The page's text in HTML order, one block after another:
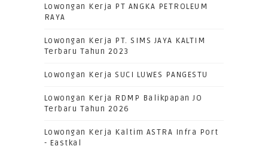
Lowongan Kerja PT ANGKA PETROLEUM
RAYA
Lowongan Kerja PT. SIMS JAYA KALTIM
Terbaru Tahun 2023
Lowongan Kerja SUCI LUWES PANGESTU
Lowongan Kerja RDMP Balikpapan JO
Terbaru Tahun 2026
Lowongan Kerja Kaltim ASTRA Infra Port
- Eastkal